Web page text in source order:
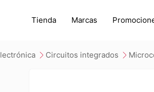
Tienda Marcas
electrónica circuitos integrados